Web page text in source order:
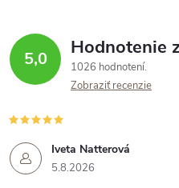
5,0 Hodnotenie
1026 hodnotení
Zobraziť recenzie
Iveta Natterová
5.8.2026